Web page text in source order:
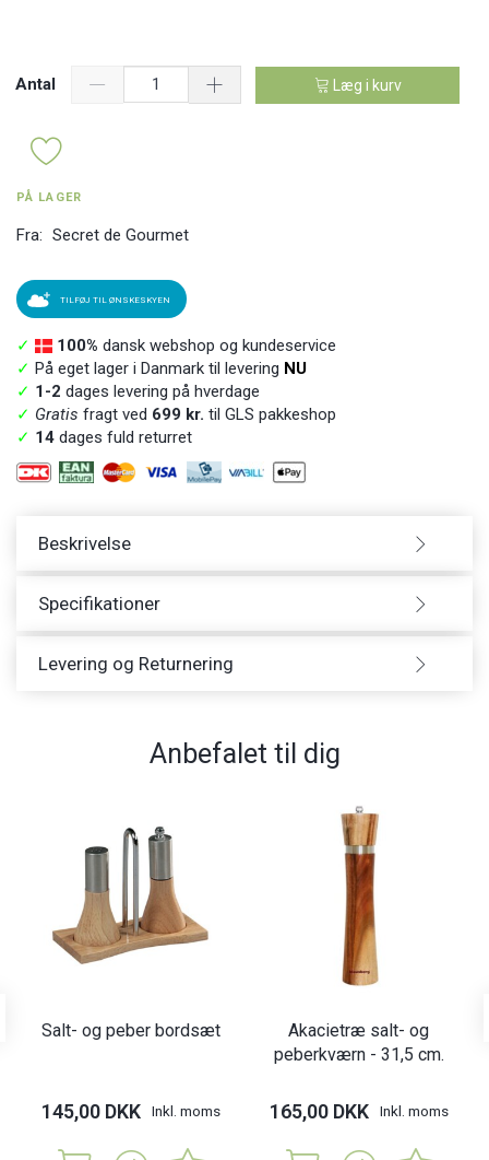
Antal Læg i kurv
PÅ LAGER
Fra: Secret de Gourmet
TILFØJ TIL ØNSKESKYEN
✓ 100% dansk webshop og kundeservice
✓ På eget lager i Danmark til levering NU
✓ 1-2 dages levering på hverdage
✓ Gratis fragt ved 699 kr. til GLS pakkeshop
✓ 14 dages fuld returret
Beskrivelse
Specifikationer
Levering og Returnering
Anbefalet til dig
Salt- og peber bordsæt
145,00 DKK Inkl. moms
Akacietræ salt- og
peberkværn - 31,5 cm.
165,00 DKK Inkl. moms